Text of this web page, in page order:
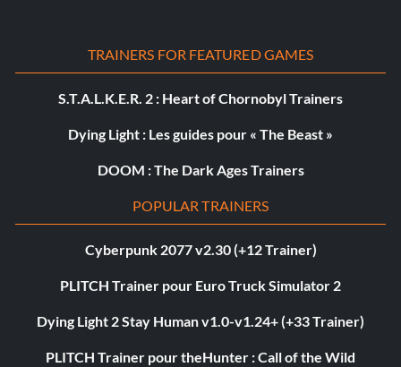
TRAINERS FOR FEATURED GAMES
S.T.A.L.K.E.R. 2 : Heart of Chornobyl Trainers
Dying Light : Les guides pour « The Beast »
DOOM : The Dark Ages Trainers
POPULAR TRAINERS
Cyberpunk 2077 v2.30 (+12 Trainer)
PLITCH Trainer pour Euro Truck Simulator 2
Dying Light 2 Stay Human v1.0-v1.24+ (+33 Trainer)
PLITCH Trainer pour theHunter : Call of the Wild